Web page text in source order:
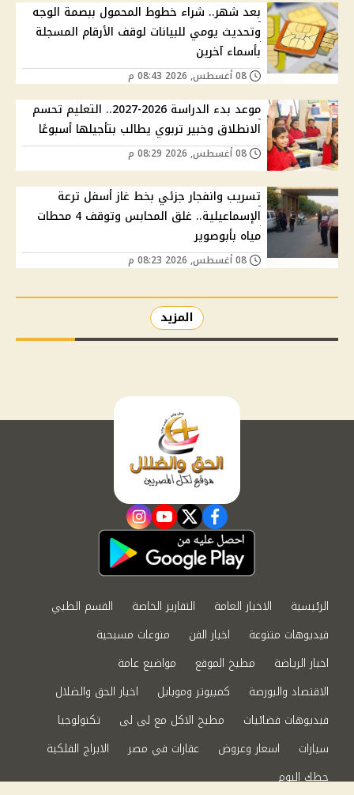
بعد شهر.. شراء خطوط المحمول ببصمة الوجه
وتحديث يومي للبيانات لوقف الأرقام المسجلة
بأسماء آخرين
موعد بدء الدراسة 2026-2027.. التعليم تحسم
الانطلاق وخبير تربوي يطالب بتأجيلها أسبوعًا
تسريب وانفجار جزئي بخط غاز أسفل ترعة
الإسماعيلية.. غلق المحابس وتوقف 4 محطات
مياه بأبوصوير
المزيد
facebook
twitter
youtube
instagram
الرئيسية الاخبار العامة التقارير الخاصة
القسم الطبي
فيديوهات متنوعة
اخبار الفن
منوعات مسيحية
اخبار الرياضة
مطبخ الموقع
مواضيع عامة
الاقتصاد والبورصة
كمبيوتر وموبايل
اخبار الحق والضلال
فيديوهات فضائيات
مطبخ الاكل مع لى لى
تكنولوجيا
سيارات
اسعار وعروض عقارات في مصر
الابراج الفلكية
حظك اليوم